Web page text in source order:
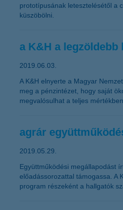
prototípusának letesztelésétől a
küszöbölni.
a K&H a legzöldebb
2019.06.03.
A K&H elnyerte a Magyar
meg a pénzintézet, hogy saját
megvalósulhat a teljes
agrár
2019.05.29.
Együttműködési megállapodást
előadássorozattal támogassa. A
program részeként a hallgatók